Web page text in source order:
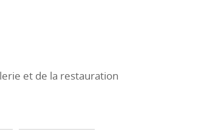
et de la restauration